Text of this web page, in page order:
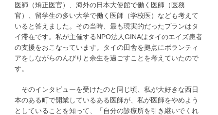
医師（矯正医官）、海外の日本大使館で働く医師（医務
官）、留学生の多い大学で働く医師（学校医）なども考えて
いると答えました。その当時、最も現実的だったプランはタ
イ滞在です。私が主催するNPO法人GINAはタイのエイズ患者
の支援をおこなっています。タイの田舎を拠点にボランティ
アをしながらのんびりと余生を過ごすことを考えていたので
す。
そのインタビューを受けたのと同じ頃、私が大好きな西日
本のある町で開業しているある医師が、私が医師をやめよう
としていることを知って、「自分の診療所を引き継いでくれ